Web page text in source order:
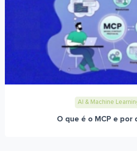
AI & Machine
O que é o MCP e por